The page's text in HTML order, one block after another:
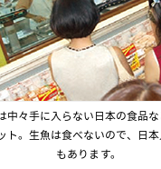
中々手に入らない日本の食品
ト。生魚は食べないので、日
もあります。